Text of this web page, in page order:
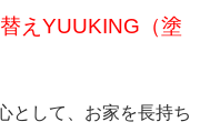
えYUUKING（塗
として、お家を長持ち